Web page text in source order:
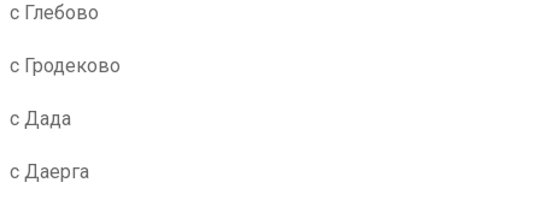
с Глебово
с Гродеково
с Дада
с Даерга